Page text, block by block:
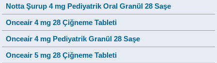
Notta Şurup 4 mg Pediyatrik Oral Granül 28 Saşe
Onceair 4 mg 28 Çiğneme Tableti
Onceair 4 mg Pediyatrik Granül 28 Saşe
Onceair 5 mg 28 Çiğneme Tableti